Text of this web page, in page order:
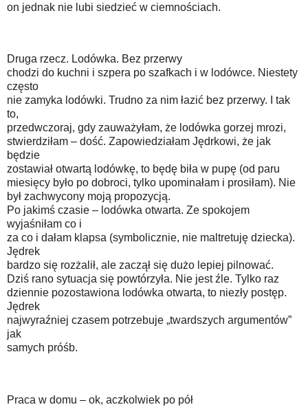
on jednak nie lubi siedzieć w ciemnościach.
Druga rzecz. Lodówka. Bez przerwy
chodzi do kuchni i szpera po szafkach i w lodówce. Niestety
często
nie zamyka lodówki. Trudno za nim łazić bez przerwy. I tak
to,
przedwczoraj, gdy zauważyłam, że lodówka gorzej mrozi,
stwierdziłam – dość. Zapowiedziałam Jędrkowi, że jak
będzie
zostawiał otwartą lodówkę, to będę biła w pupę (od paru
miesięcy było po dobroci, tylko upominałam i prosiłam). Nie
był zachwycony moją propozycją.
Po jakimś czasie – lodówka otwarta. Ze spokojem
wyjaśniłam co i
za co i dałam klapsa (symbolicznie, nie maltretuję dziecka).
Jędrek
bardzo się rozżalił, ale zaczął się dużo lepiej pilnować.
Dziś rano sytuacja się powtórzyła. Nie jest źle. Tylko raz
dziennie pozostawiona lodówka otwarta, to niezły postęp.
Jędrek
najwyraźniej czasem potrzebuje „twardszych argumentów”
jak
samych próśb.
Praca w domu – ok, aczkolwiek po pół